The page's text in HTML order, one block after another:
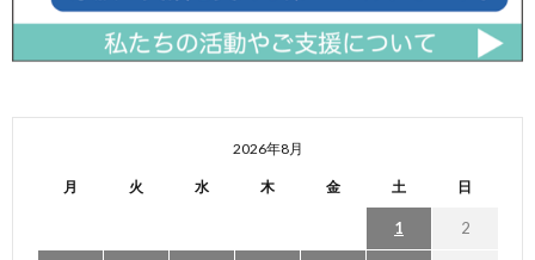
2026年8月
月 火 水 木 金 土 日
1 2